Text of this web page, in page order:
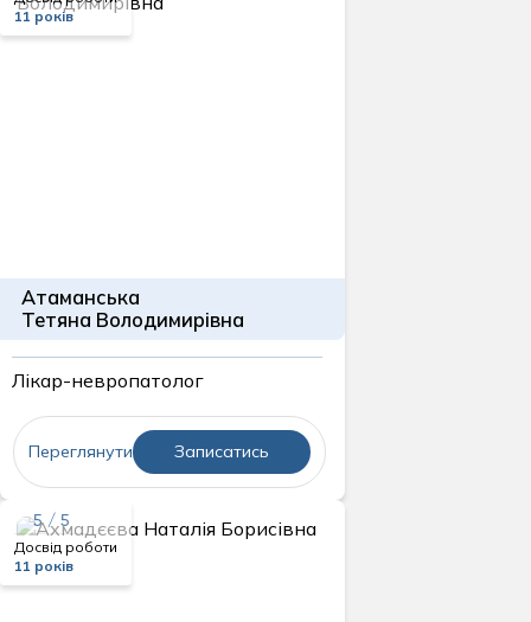
11 років
Переглянути Записатись
Атаманська
Тетяна Володимирівна
Лікар-невропатолог
5 / 5
Досвід роботи
11 років